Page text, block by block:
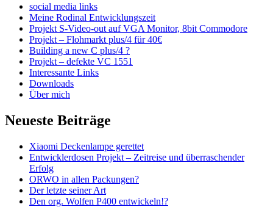
social media links
Meine Rodinal Entwicklungszeit
Projekt S-Video-out auf VGA Monitor, 8bit Commodore
Projekt – Flohmarkt plus/4 für 40€
Building a new C plus/4 ?
Projekt – defekte VC 1551
Interessante Links
Downloads
Über mich
Neueste Beiträge
Xiaomi Deckenlampe gerettet
Entwicklerdosen Projekt – Zeitreise und überraschender
Erfolg
ORWO in allen Packungen?
Der letzte seiner Art
Den org. Wolfen P400 entwickeln!?